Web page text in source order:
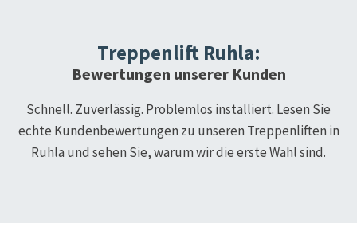
Treppenlift Ruhla:
Bewertungen unserer Kunden
Schnell. Zuverlässig. Problemlos installiert. Lesen Sie
echte Kundenbewertungen zu unseren Treppenliften in
Ruhla und sehen Sie, warum wir die erste Wahl sind.